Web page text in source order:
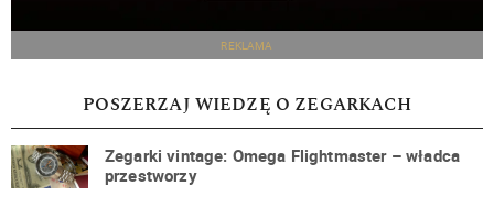
REKLAMA
POSZERZAJ WIEDZĘ O ZEGARKACH
Zegarki vintage: Omega Flightmaster – władca
przestworzy